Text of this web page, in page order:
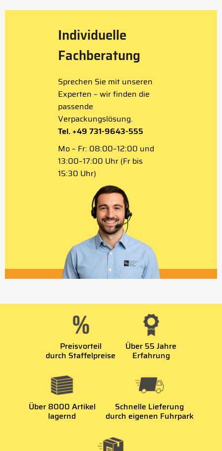
Individuelle
Fachberatung
Sprechen Sie mit unseren
Experten – wir finden die
passende
Verpackungslösung.
Tel. +49 731-9643-555
Mo – Fr: 08:00–12:00 und
13:00–17:00 Uhr (Fr bis
15:30 Uhr)
Preisvorteil
durch Staffelpreise
Über 55 Jahre
Erfahrung
Über 8000 Artikel
lagernd
Schnelle Lieferung
durch eigenen Fuhrpark